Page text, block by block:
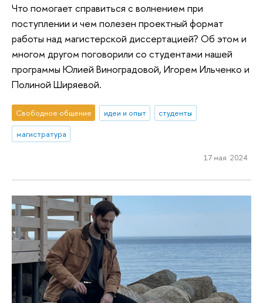
Что помогает справиться с волнением при
поступлении и чем полезен проектный формат
работы над магистерской диссертацией? Об этом и
многом другом поговорили со студентами нашей
программы Юлией Виноградовой, Игорем Ильченко и
Полиной Ширяевой.
Свободное общение идеи и опыт
студенты
магистратура
17 мая 2024